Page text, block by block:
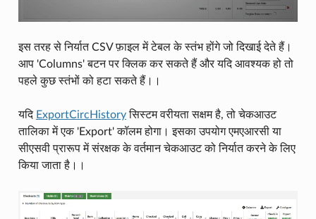
इस तरह से निर्यात CSV फ़ाइल में टेबल के स्तंभ होंगे जो दिखाई देते हैं।
आप 'Columns' बटन पर क्लिक कर सकते हैं और यदि आवश्यक हो तो
पहले कुछ स्तंभों को हटा सकते हैं।।
यदि ExportCircHistoryसिस्टम वरीयता सक्षम है, तो चेकआउट
तालिका में एक 'Export' कॉलम होगा। इसका उपयोग एमएआरसी या
सीएसवी प्रारूप में संरक्षक के वर्तमान चेकआउट को निर्यात करने के लिए
किया जाता है।।